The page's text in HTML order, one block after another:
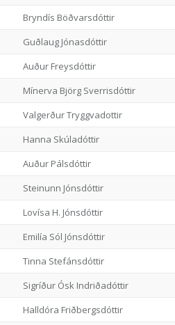
Bryndís Böðvarsdóttir
Guðlaug Jónasdóttir
Auður Freysdóttir
Mínerva Björg Sverrisdóttir
Valgerður Tryggvadottir
Hanna Skúladóttir
Auður Pálsdóttir
Steinunn Jónsdóttir
Lovísa H. Jónsdóttir
Emilía Sól Jónsdóttir
Tinna Stefánsdóttir
Sigríður Ósk Indriðadóttir
Halldóra Friðbergsdóttir